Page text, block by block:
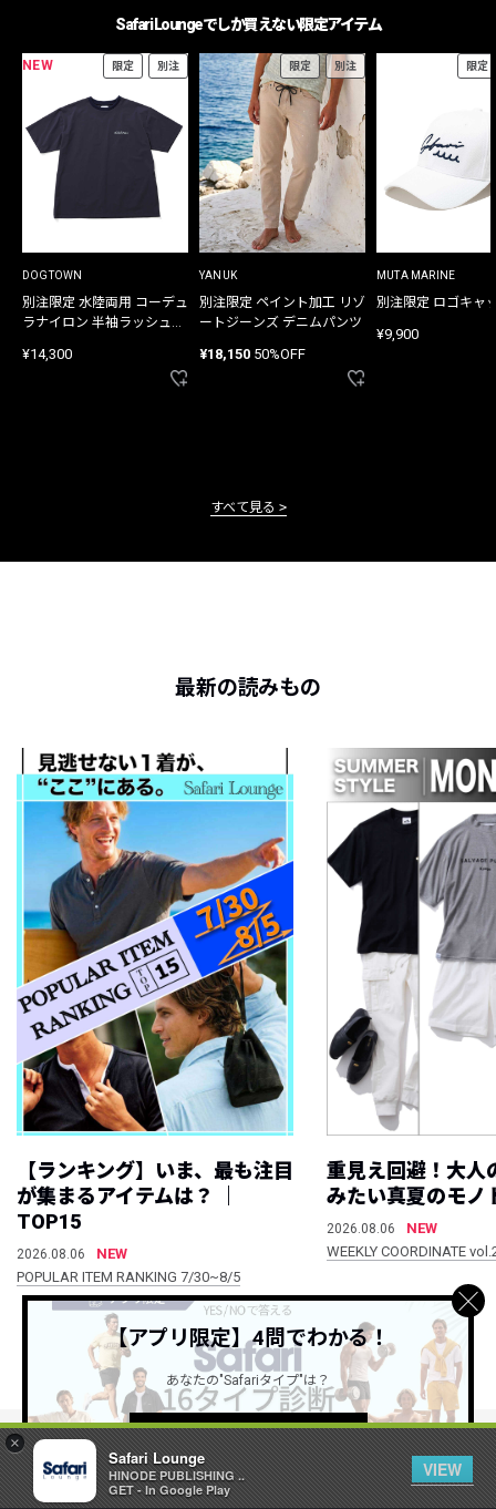
×
Safari Lounge
HINODE PUBLISHING ..
GET - In Google Play
VIEW
Safari Loungeでしか買えない限定アイテム
NEW 限定 別注
DOGTOWN
別注限定 水陸両用 コーデュ
ラナイロン 半袖ラッシュガ
¥14,300
限定 別注
YANUK
別注限定 ペイント加工 リゾ
ートジーンズ デニムパンツ
¥18,150 50%OFF
限定
MUTA MARINE
別注限定 ロゴキャ
¥9,900
すべて見る
最新の読みもの
【ランキング】いま、最も注目
が集まるアイテムは？ ｜
TOP15
2026.08.06
NEW
POPULAR ITEM RANKING 7/30~8/5
重見え回避！大人
みたい真夏のモノ
2026.08.06
NEW
WEEKLY COORDINATE
すべて見る
公式SNSアカウント
【アプリ限定】4問でわかる！
あなたの"Safariタイプ"は？
詳しくはこちら ＞